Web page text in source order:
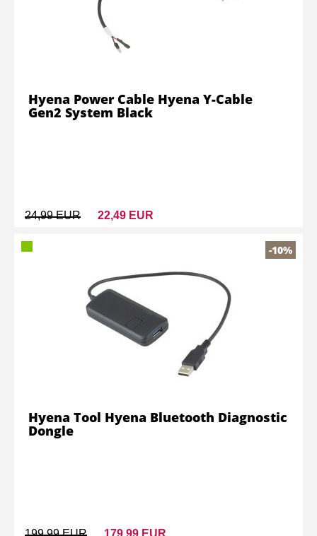
24,99 EUR 22,49 EUR
Hyena Power Cable Hyena Y-Cable
Gen2 System Black
-10%
199,99 EUR 179,99 EUR
Hyena Tool Hyena Bluetooth Diagnostic
Dongle